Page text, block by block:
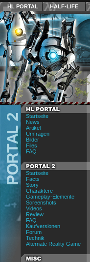
HL PORTAL HALF-LIFE
Startseite
News
Artikel
Umfragen
Bilder
Files
FAQ
Startseite
Facts
Story
Charaktere
Gameplay-Elemente
Screenshots
Videos
Review
FAQ
Kaufversionen
Forum
Technik
Alternate Reality Game